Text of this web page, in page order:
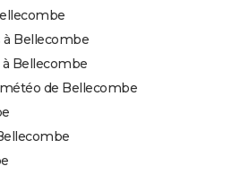
Bellecombe
Bellecombe
de Bellecombe